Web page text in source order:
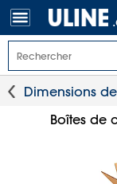
Dimensions
Boîtes de